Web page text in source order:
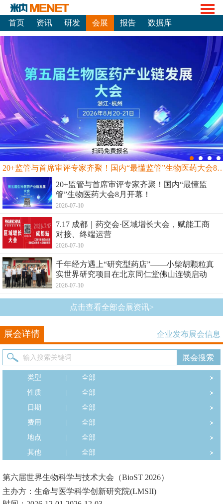
首页 资讯 研发 会展 报告 数据库
20+监管与首席审评专家齐聚！国内“最
20+监管与首席审评专家齐聚！国内“最懂监
管”生物医药大会8月开幕！
2026-07-10
7.17 成都｜药交会·区域增长大会，赋能工商
对接、终端运营
2026-07-10
千年经方遇上“研究型药店”——小柴胡颗粒真
实世界研究项目在北京同仁堂佛山连锁启动
2026-07-10
点击查看全部会展资讯>
展会详情 企业发布展会信息
类型
全部
性质
全部
日期
全部
费用
全部
地点
全部
其他
全部
第六届世界生物科学与技术大会（BioST 2026）
主办方：生命与医学科学创新研究院(LMSII)